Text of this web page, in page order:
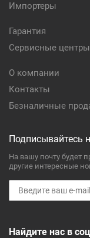
Импортеры
Гарантия
Сервисные центры
О компании
Контакты
Безналичные
Подписывайтесь
На вашу почту будет
другие интересные
Найдите нас в